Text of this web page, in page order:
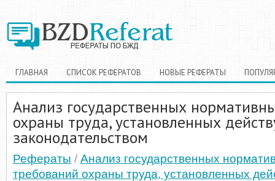
ГЛАВНАЯ СПИСОК РЕФЕРАТОВ НОВЫЕ РЕФЕРАТЫ
Анализ государственных
охраны труда, установленных
законодательством
Рефераты / Анализ государственных
требований охраны труда, установленных